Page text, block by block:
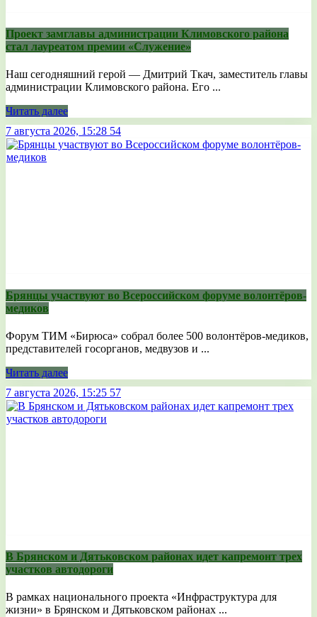
Проект замглавы администрации Климовского района
стал лауреатом премии «Служение»
Наш сегодняшний герой — Дмитрий Ткач, заместитель главы
администрации Климовского района. Его ...
Читать далее
7 августа 2026, 15:28 54
Брянцы участвуют во Всероссийском форуме волонтёров-
медиков
Форум ТИМ «Бирюса» собрал более 500 волонтёров-медиков,
представителей госорганов, медвузов и ...
Читать далее
7 августа 2026, 15:25 57
В Брянском и Дятьковском районах идет капремонт трех
участков автодороги
В рамках национального проекта «Инфраструктура для
жизни» в Брянском и Дятьковском районах ...